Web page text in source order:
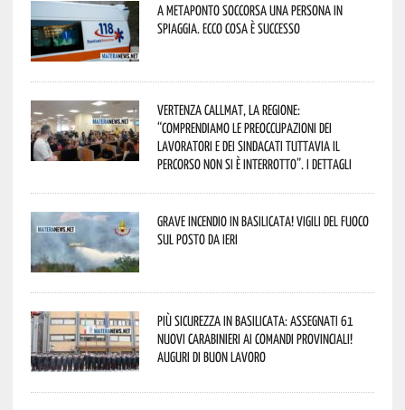
A Metaponto soccorsa una persona in
spiaggia. Ecco cosa è successo
Vertenza CallMat, la Regione:
“comprendiamo le preoccupazioni dei
lavoratori e dei sindacati tuttavia il
percorso non si è interrotto”. I dettagli
Grave incendio in Basilicata! Vigili del fuoco
sul posto da ieri
Più sicurezza in Basilicata: assegnati 61
nuovi Carabinieri ai Comandi provinciali!
Auguri di buon lavoro